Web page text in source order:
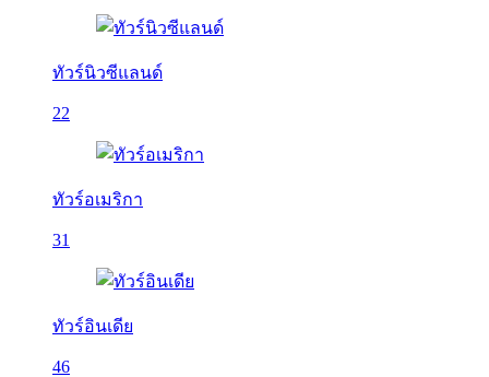
ทัวร์นิวซีแลนด์
22
ทัวร์อเมริกา
31
ทัวร์อินเดีย
46